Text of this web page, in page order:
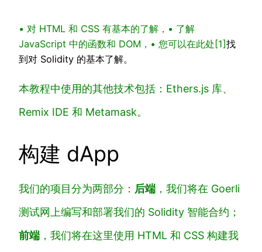
• 对 HTML 和 CSS 有基本的了解， • 了解
JavaScript 中的函数和 DOM， • 您可以在此处[1]找
到对 Solidity 的基本了解。
本教程中使用的其他技术包括：Ethers.js 库、
Remix IDE 和 Metamask。
构建 dApp
我们的项目分为两部分： 后端 ，我们将在 Goerli
测试网上编写和部署我们的 Solidity 智能合约；
前端 ，我们将在这里使用 HTML 和 CSS 构建我